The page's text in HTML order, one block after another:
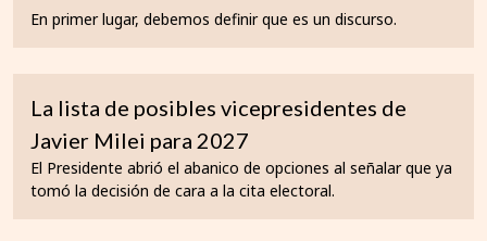
En primer lugar, debemos definir que es un discurso.
La lista de posibles vicepresidentes de
Javier Milei para 2027
El Presidente abrió el abanico de opciones al señalar que ya
tomó la decisión de cara a la cita electoral.